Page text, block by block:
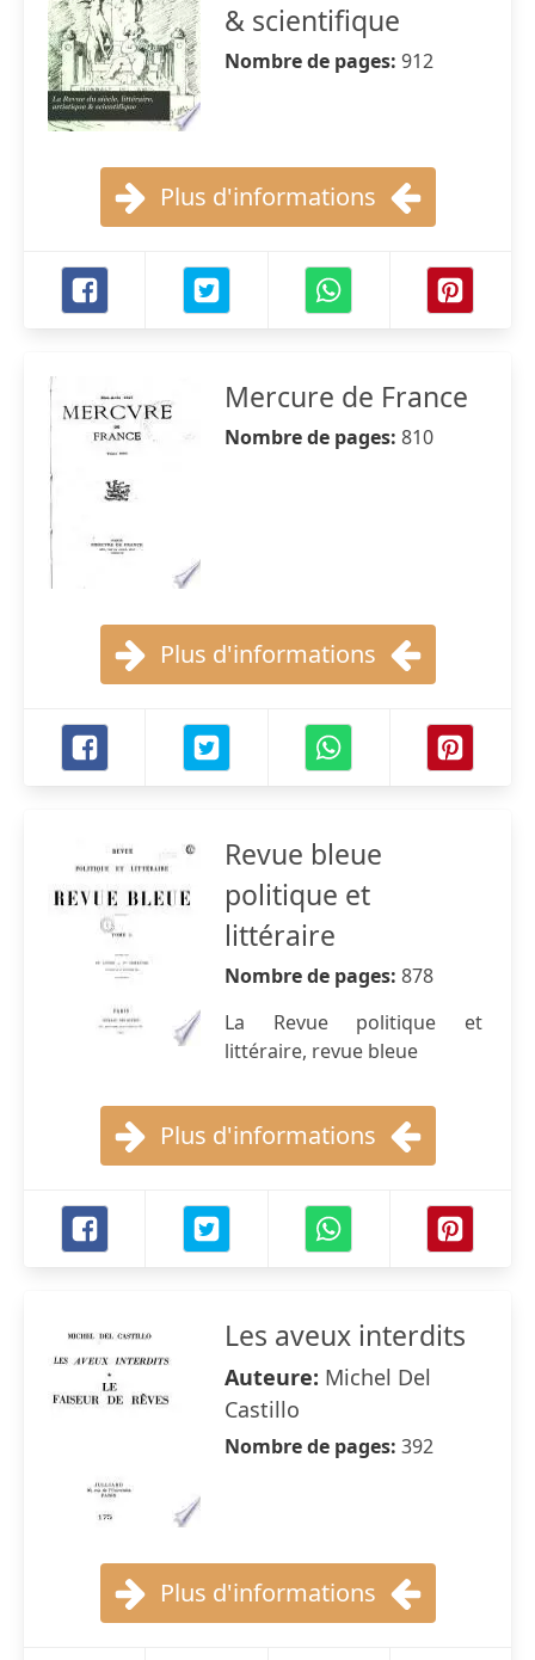
& scientifique
Nombre de pages: 912
Plus d'informations
Mercure de France
Nombre de pages: 810
Plus d'informations
Revue bleue
politique et
littéraire
Nombre de pages: 878
La Revue politique et
littéraire, revue bleue
Plus d'informations
Les aveux interdits
Auteure: Michel Del
Castillo
Nombre de pages: 392
Plus d'informations